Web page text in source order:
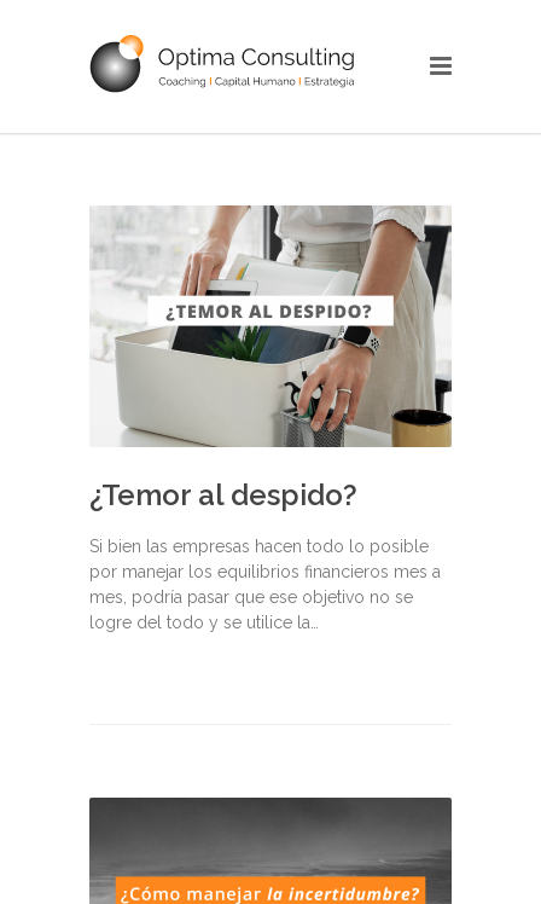
¿Temor al despido?
Si bien las empresas hacen todo lo posible
por manejar los equilibrios financieros mes a
mes, podría pasar que ese objetivo no se
logre del todo y se utilice la…